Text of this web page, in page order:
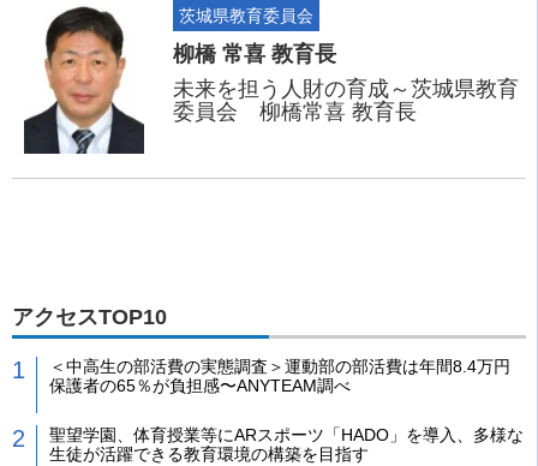
茨城県教育委員会
柳橋 常喜 教育長
未来を担う人財の育成～茨城県教育
委員会 柳橋常喜 教育長
アクセスTOP10
＜中高生の部活費の実態調査＞運動部の部活費は年間8.4万円
保護者の65％が負担感〜ANYTEAM調べ
聖望学園、体育授業等にARスポーツ「HADO」を導入、多様な
生徒が活躍できる教育環境の構築を目指す